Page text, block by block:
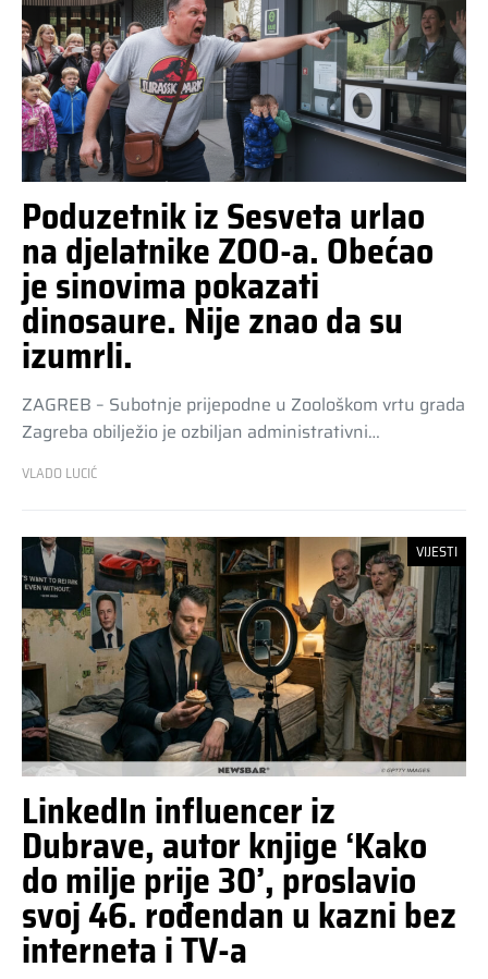
Poduzetnik iz Sesveta urlao
na djelatnike ZOO-a. Obećao
je sinovima pokazati
dinosaure. Nije znao da su
izumrli.
ZAGREB – Subotnje prijepodne u Zoološkom vrtu grada
Zagreba obilježio je ozbiljan administrativni…
VLADO LUCIĆ
VIJESTI
LinkedIn influencer iz
Dubrave, autor knjige ‘Kako
do milje prije 30’, proslavio
svoj 46. rođendan u kazni bez
interneta i TV-a